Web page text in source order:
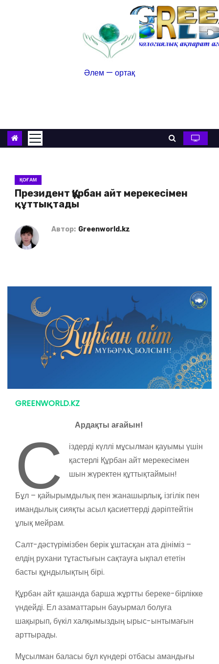
Әлем — ортақ
ҚОҒАМ
Президент Құрбан айт мерекесімен
құттықтады
Автор: Greenworld.kz
GREENWORLD.KZ
Ардақты ағайын!
С
іздерді күллі мұсылман қауымы үшін
қастерлі Құрбан айт мерекесімен
шын жүректен құттықтаймын!
Бұл – қайырымдылық пен жанашырлық, ізгілік пен
имандылық сияқты асыл қасиеттерді дәріптейтін
ұлық мейрам.
Салт-дәстүрімізбен берік ұштасқан ата дініміз –
елдің рухани тұтастығын сақтауға ықпал ететін
басты құндылықтың бірі.
Құрбан айт қашанда барша жұртты береке-бірлікке
үндейді. Ел азаматтарын бауырмал болуға
шақырып, бүкіл халқымыздың ырыс-ынтымағын
арттырады.
Мұсылман баласы бұл күндері отбасы амандығы